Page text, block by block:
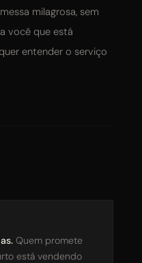
mês
milagrosa, sem
você que está
entender o serviço
Quem promete
está vendendo